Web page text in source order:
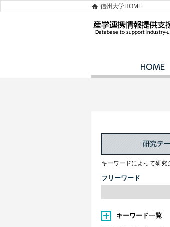
信州大学HOME
キーワードによって研究
フリーワード
キーワード一覧